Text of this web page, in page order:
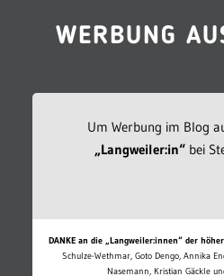
WERBUNG
Um Werbung im Blog
„Langweiler:in“bei
DANKE an die „Langweiler:innen“ der
Schulze-Wethmar, Goto Dengo, Annika
Nasemann, Kristian Gäckle